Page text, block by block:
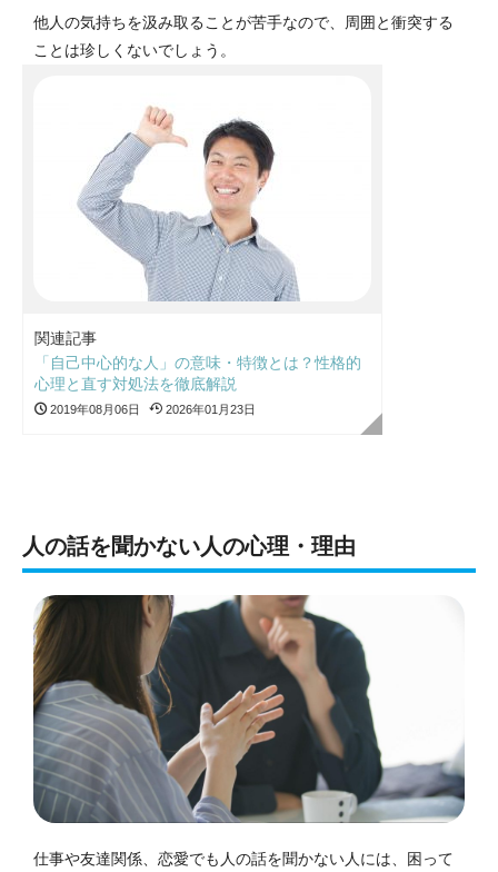
他人の気持ちを汲み取ることが苦手なので、周囲と衝突する
ことは珍しくないでしょう。
関連記事
「自己中心的な人」の意味・特徴とは？性格的
心理と直す対処法を徹底解説
2019年08月06日 2026年01月23日
人の話を聞かない人の心理・理由
仕事や友達関係、恋愛でも人の話を聞かない人には、困って